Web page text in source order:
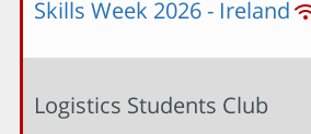
Skills Week 2026 - Ireland
Logistics Students Club